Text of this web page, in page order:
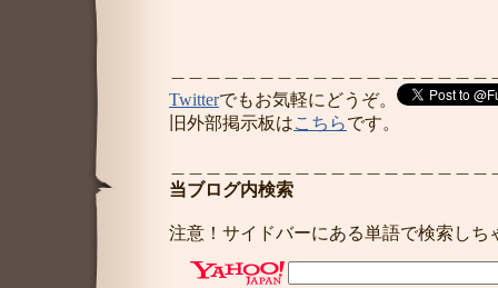
Twitterでもお気軽にどうぞ。
旧外部掲示板はこちらです。
当ブログ内検索
注意！サイドバーにある単語で検索しち